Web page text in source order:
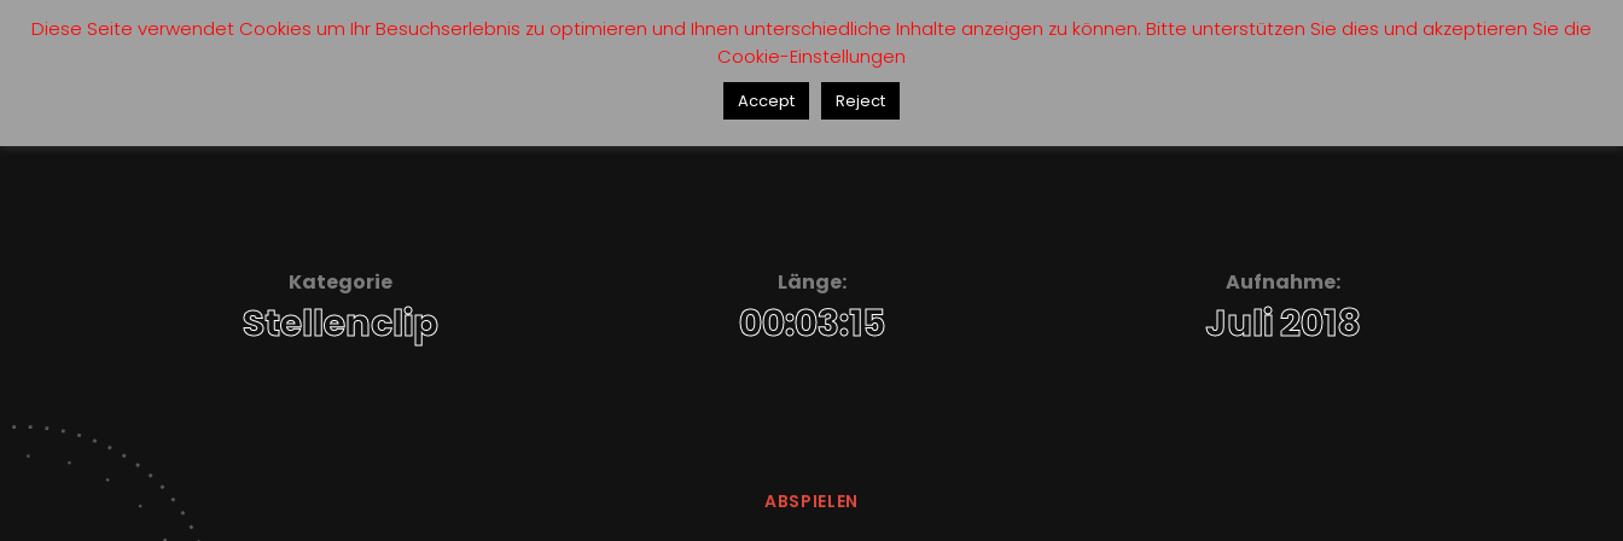
ABSPIELEN
Kategorie
Stellenclip
Länge:
00:03:15
Aufnahme:
Juli 2018
Diese Seite verwendet Cookies um Ihr Besuchserlebnis zu optimieren und Ihnen unterschiedliche Inhalte anzeigen zu können. Bitte unterstützen Sie dies und akzeptieren Sie die
Cookie-Einstellungen
Accept Reject